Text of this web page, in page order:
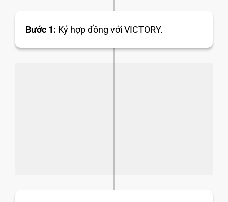
Bước 1: Ký hợp đồng với VICTORY.